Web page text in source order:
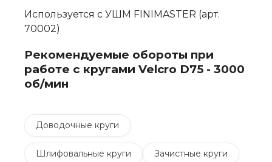
Используется с УШМ FINIMASTER (арт.
70002)
Рекомендуемые обороты при
работе с кругами Velcro D75 - 3000
об/мин
Доводочные круги
Шлифовальные круги Зачистные круги